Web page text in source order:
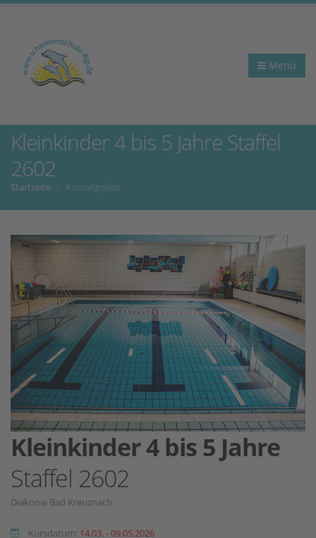
Menü
Kleinkinder 4 bis 5 Jahre Staffel
2602
Startseite Kursangebot
Kleinkinder 4 bis 5 Jahre
Staffel 2602
Diakonie Bad Kreuznach
Kursdatum: 14.03. - 09.05.2026